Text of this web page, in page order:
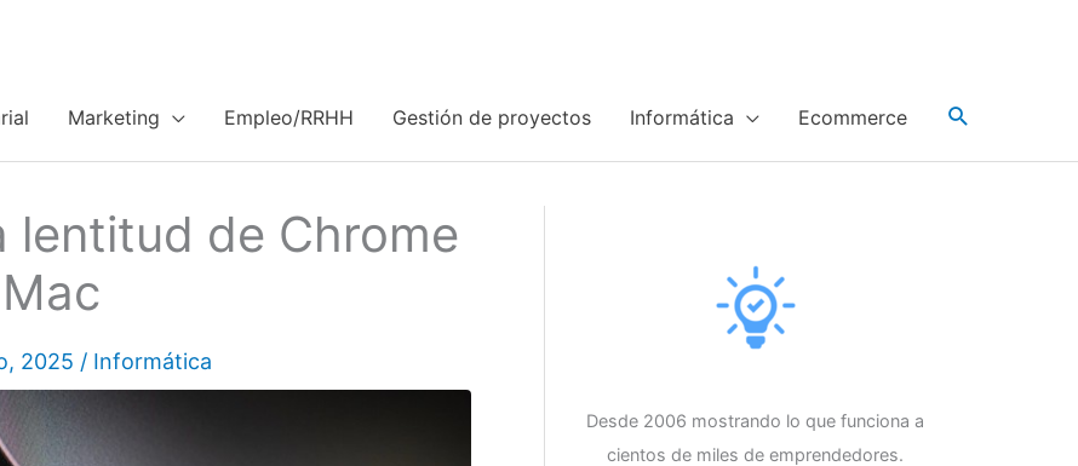
Marketing Empleo/RRHH Gestión de proyectos Informática Ecommerce
lentitud de Chrome
2025 / Informática
Desde 2006 mostrando lo que funciona a
cientos de miles de emprendedores.